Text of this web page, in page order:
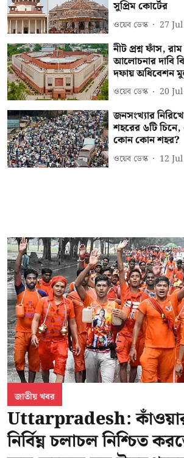
সুপ্রিম কোর্টের
ওয়েব ডেস্ক 27
নীট প্রশ্ন ফাঁস,
আলোচনার দাবি
দফায় অধিবেশন
ওয়েব ডেস্ক 20
জনসংখ্যার
শহরের ৬টি চিনে,
কোন কোন শহর?
ওয়েব ডেস্ক 12
জাতীয় খবর
Uttarpradesh: কাঁওয়ার
নির্বিঘ্ন চলাচল নিশ্চিত